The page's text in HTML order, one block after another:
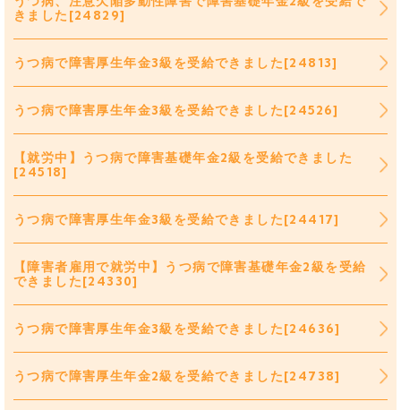
きました[24829]
うつ病で障害厚生年金3級を受給できました[24813]
うつ病で障害厚生年金3級を受給できました[24526]
【就労中】うつ病で障害基礎年金2級を受給できました
[24518]
うつ病で障害厚生年金3級を受給できました[24417]
【障害者雇用で就労中】うつ病で障害基礎年金2級を受給
できました[24330]
うつ病で障害厚生年金3級を受給できました[24636]
うつ病で障害厚生年金2級を受給できました[24738]